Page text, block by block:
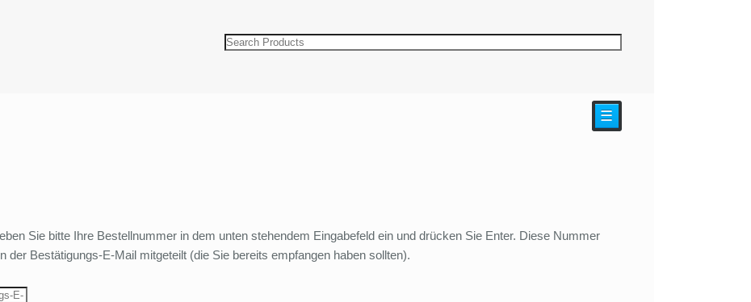
☰
Sie bitte Ihre Bestellnummer in dem unten stehendem Eingabefeld ein und drücken Sie Enter. Diese Nummer
der Bestätigungs-E-Mail mitgeteilt (die Sie bereits empfangen haben sollten).